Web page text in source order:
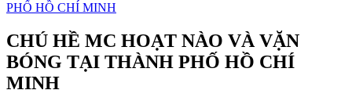
CHÚ HỀ MC HOẠT NÀO VÀ VẶN
BÓNG TẠI THÀNH PHỐ HỒ CHÍ
MINH